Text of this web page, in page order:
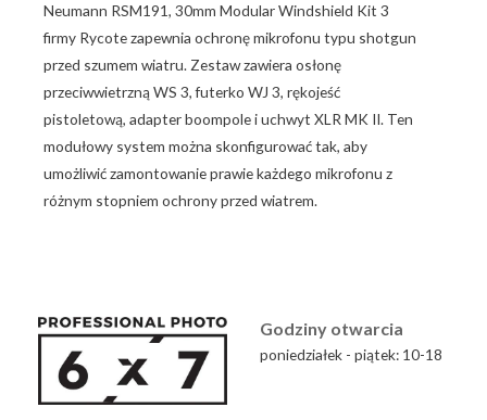
Neumann RSM191, 30mm Modular Windshield Kit 3
firmy Rycote zapewnia ochronę mikrofonu typu shotgun
przed szumem wiatru. Zestaw zawiera osłonę
przeciwwietrzną WS 3, futerko WJ 3, rękojeść
pistoletową, adapter boompole i uchwyt XLR MK II. Ten
modułowy system można skonfigurować tak, aby
umożliwić zamontowanie prawie każdego mikrofonu z
różnym stopniem ochrony przed wiatrem.
Godziny otwarcia
poniedziałek - piątek: 10-18